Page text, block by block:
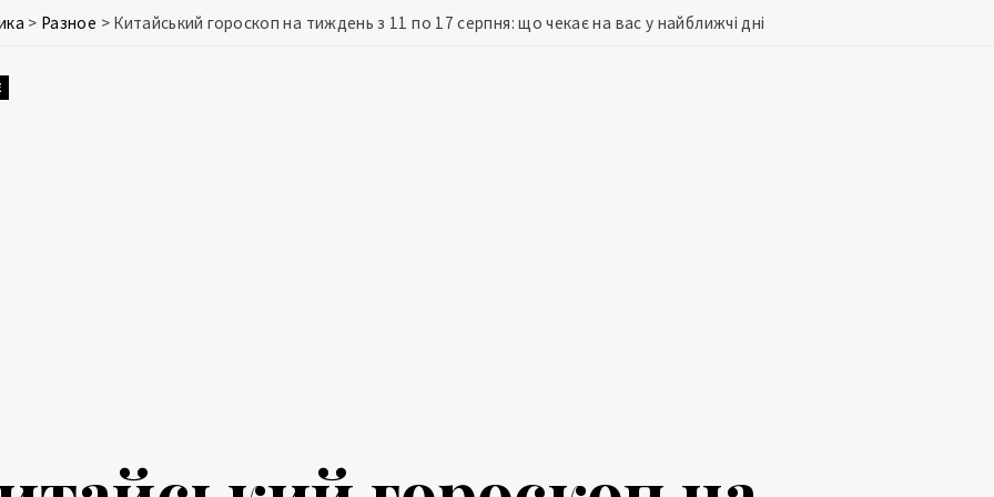
> Разное > Китайський гороскоп на тиждень з 11 по 17 серпня: що чекає на вас у найближчі дні